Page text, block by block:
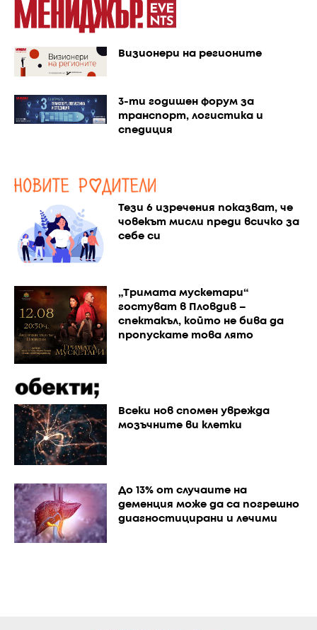
Визионери на регионите
3-ти годишен форум за
транспорт, логистика и
спедиция
Тези 6 изречения показват, че
човекът мисли преди всичко за
себе си
„Тримата мускетари“
гостуват в Пловдив –
спектакъл, който не бива да
пропускате това лято
Всеки нов спомен уврежда
мозъчните ви клетки
До 13% от случаите на
деменция може да са погрешно
диагностицирани и лечими